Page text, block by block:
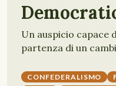
Un auspicio capace
partenza di un
CONFEDERALISMO